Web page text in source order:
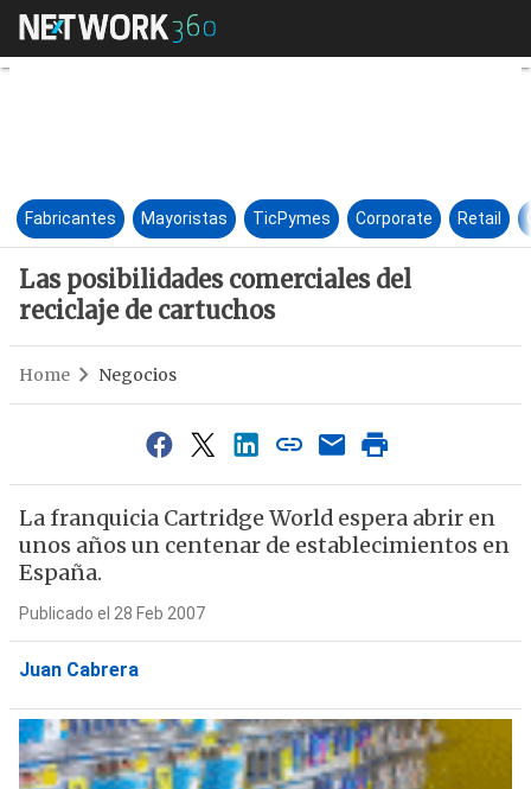
Las posibilidades
Fabricantes Mayoristas TicPymes Corporate Retail
Las posibilidades comerciales del
reciclaje de cartuchos
Home Negocios
La franquicia Cartridge World espera abrir en
unos años un centenar de establecimientos en
España.
Publicado el 28 Feb 2007
Juan Cabrera